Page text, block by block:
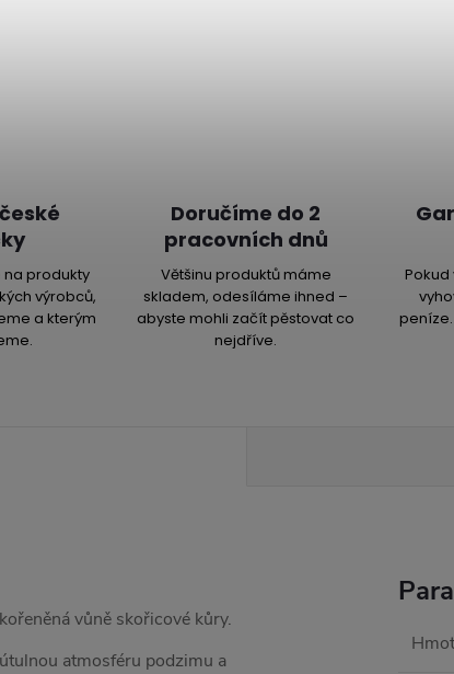
produkty
výrobců,
a kterým
Doručíme do 2
pracovních dnů
Většinu produktů máme
skladem, odesíláme ihned –
abyste mohli začít pěstovat co
nejdříve.
vůně skořicové kůry.
atmosféru podzimu a